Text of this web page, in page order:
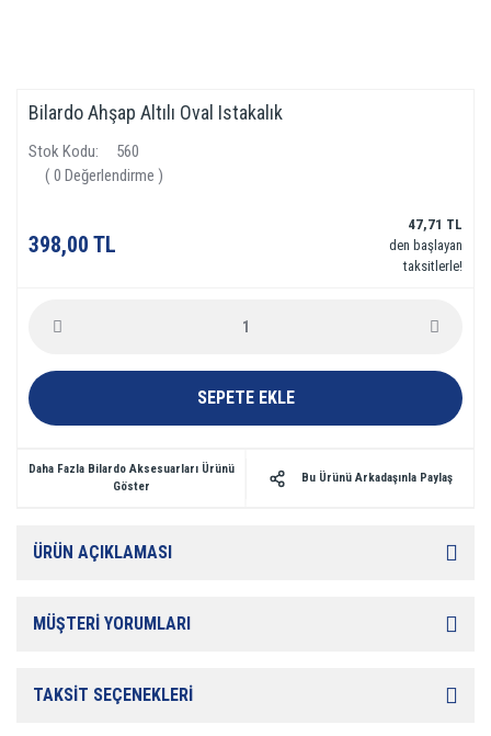
Bilardo Ahşap Altılı Oval Istakalık
Stok Kodu
560
( 0 Değerlendirme )
398,00 TL
47,71 TL
den başlayan
taksitlerle!
SEPETE EKLE
Daha Fazla Bilardo Aksesuarları Ürünü
Göster
Bu Ürünü Arkadaşınla Paylaş
ÜRÜN AÇIKLAMASI
MÜŞTERİ YORUMLARI
TAKSİT SEÇENEKLERİ